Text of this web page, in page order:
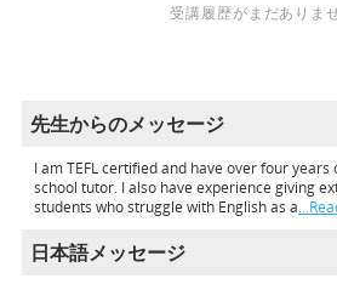
受講履歴がまだありま
先生からのメッセージ
I am TEFL certified and have over four
school tutor. I also have experience giving
students who struggle with English as a
日本語メッセージ